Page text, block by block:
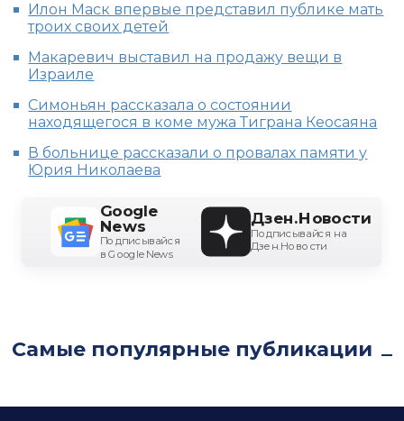
Илон Маск впервые представил публике мать
троих своих детей
Макаревич выставил на продажу вещи в
Израиле
Симоньян рассказала о состоянии
находящегося в коме мужа Тиграна Кеосаяна
В больнице рассказали о провалах памяти у
Юрия Николаева
Google
News
Подписывайся
в Google News
Дзен.Новости
Подписывайся на
Дзен.Новости
Самые популярные публикации